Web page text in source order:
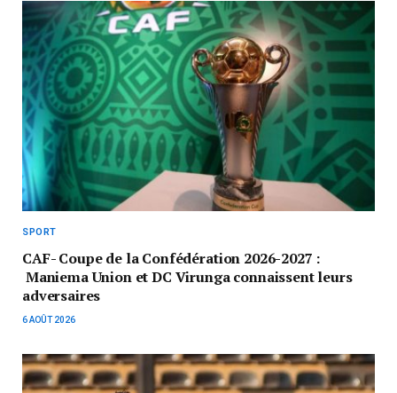
SPORT
CAF- Coupe de la Confédération 2026-2027 :
Maniema Union et DC Virunga connaissent leurs
adversaires
6 AOÛT 2026